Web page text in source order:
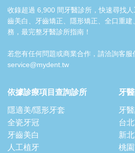
收錄超過 6,900 間牙醫診所，快速尋找
齒美白、牙齒矯正、隱形矯正、全口重建
務，最完整牙醫診所指南！
若您有任何問題或商業合作，請洽詢客服
service@mydent.tw
依據診療項目查詢診所
隱適美/隱形牙套
全瓷牙冠
牙齒美白
人工植牙
牙
牙
台
新
桃